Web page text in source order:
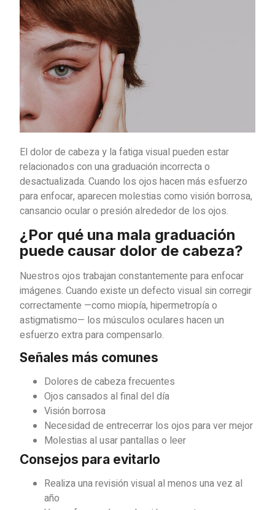
El dolor de cabeza y la fatiga visual pueden estar
relacionados con una graduación incorrecta o
desactualizada. Cuando los ojos hacen más esfuerzo
para enfocar, aparecen molestias como visión borrosa,
cansancio ocular o presión alrededor de los ojos.
¿Por qué una mala graduación
puede causar dolor de cabeza?
Nuestros ojos trabajan constantemente para enfocar
imágenes. Cuando existe un defecto visual sin corregir
correctamente —como miopía, hipermetropía o
astigmatismo— los músculos oculares hacen un
esfuerzo extra para compensarlo.
Señales más comunes
Dolores de cabeza frecuentes
Ojos cansados al final del día
Visión borrosa
Necesidad de entrecerrar los ojos para ver mejor
Molestias al usar pantallas o leer
Consejos para evitarlo
Realiza una revisión visual al menos una vez al
año